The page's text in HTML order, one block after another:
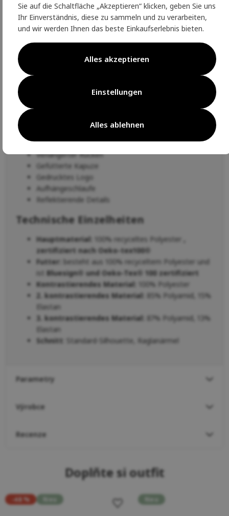
Sie trocken und sorgen für einen coolen zweifarbigen Look.
Eine Kapuze mit weichem Futter und integrierte
Ärmelbündchen, die die Handgelenke zuverlässig abdecken,
schützen vor Kälte.
Standard-Passform, Raglanärmel
Schmeichelnde Schnittführung
Innenliegende Nähte für ein glattes Design
Schützende Reißverschlussabdeckung im Kinnbereich
Vordere schützende Reißverschlussabdeckung, YKK-
Handtaschen mit Reißverschlüssen
Verlängerter Rücken
Gefütterte Kapuze
Gedrucktes Logo
Aufhängeschlaufe
Reflektierende Details
Technische Einzelheiten
Hauptmaterial: 100% recyceltes Polyester
zertifiziert nach Oeko-tex100®
Futter:
besteht aus 100% recyceltem Polyester und
ist Bluesign® und Oeko-Tex® 100 zertifiziert
Kontrastierendes Material:
100% Polyester
2. kontrastierendes Material:
85% Polyamid, 15%
Elastan
3. kontrastierendes Material:
87% Polyamid, 13%
Elastan
Schnitt : Standard-Silhouette, Raglanärmel
Parametry
Výrobce
Recenze
Doplňte si outfit
-48 %
Sie auf die Schaltfläche „Akzeptieren“ klicken, geben Sie uns
Ihr Einverständnis, diese zu sammeln und zu verarbeiten,
und wir werden Ihnen das beste Einkaufserlebnis bieten.
Alles ablehnen
Einstellungen
Alles akzeptieren